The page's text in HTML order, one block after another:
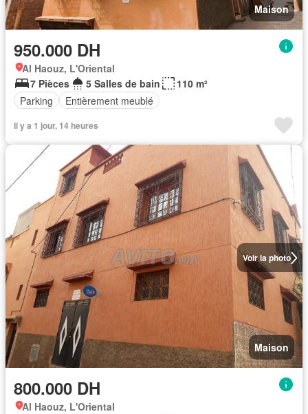
Maison
950.000 DH
Al Haouz, L'Oriental
7 Pièces
5 Salles de bain
110 m²
Parking
Entièrement meublé
Il y a 1 jour, 14 heures
Voir la photo
Maison
800.000 DH
Al Haouz, L'Oriental